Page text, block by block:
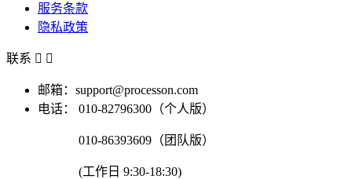
服务条款
隐私政策
联系  
邮箱：support@processon.com
电话：
010-82796300（个人版）
010-86393609（团队版）
(工作日 9:30-18:30)